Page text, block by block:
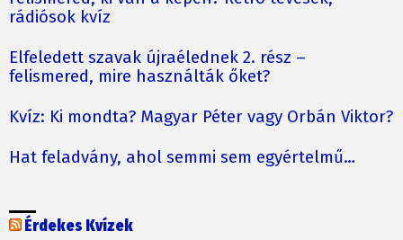
rádiósok kvíz
Elfeledett szavak újraélednek 2. rész –
felismered, mire használták őket?
Kvíz: Ki mondta? Magyar Péter vagy Orbán Viktor?
Hat feladvány, ahol semmi sem egyértelmű…
Érdekes Kvízek